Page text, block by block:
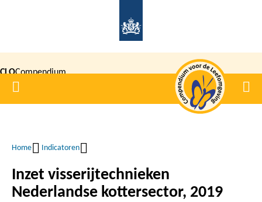
inhoud
gaan
CLOCompendium
voor de
Home
Kruimelpad
Home Indicatoren
Inzet visserijtechnieken
Nederlandse kottersector, 2019